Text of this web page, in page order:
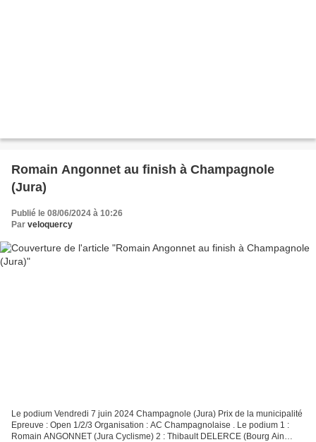
Romain Angonnet au finish à Champagnole
(Jura)
Publié le 08/06/2024 à 10:26
Par veloquercy
Le podium Vendredi 7 juin 2024 Champagnole (Jura) Prix de la municipalité
Epreuve : Open 1/2/3 Organisation : AC Champagnolaise . Le podium 1 :
Romain ANGONNET (Jura Cyclisme) 2 : Thibault DELERCE (Bourg Ain